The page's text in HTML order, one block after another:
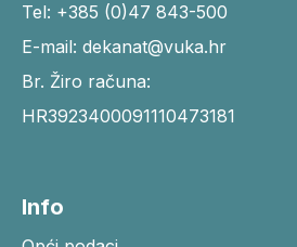
Tel: +385 (0)47 843-500
E-mail: dekanat@vuka.hr
Br. Žiro računa:
HR3923400091110473181
Info